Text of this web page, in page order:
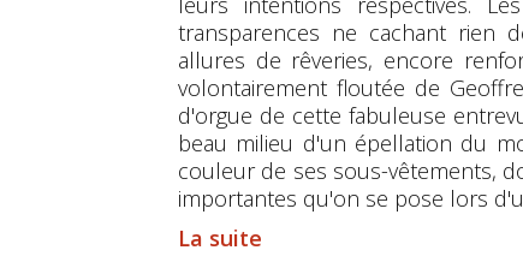
transparences ne cachant rien
allures de rêveries, encore
volontairement floutée de
d'orgue de cette fabuleuse
beau milieu d'un épellation du
couleur de ses sous-vêtements,
importantes qu'on se pose lors
La suite